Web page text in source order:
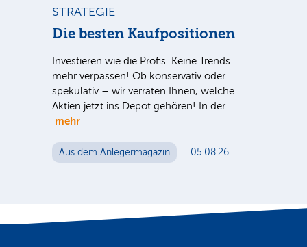
STRATEGIE
Die besten Kaufpositionen
Investieren wie die Profis. Keine Trends
mehr verpassen! Ob konservativ oder
spekulativ – wir verraten Ihnen, welche
Aktien jetzt ins Depot gehören! In der…
mehr
Aus dem Anlegermagazin 05.08.26